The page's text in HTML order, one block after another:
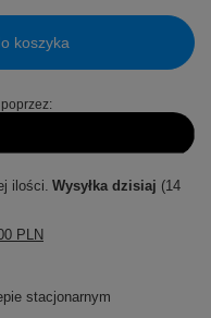
koszyka
ilości Wysyłka dzisiaj (14
PLN
stacjonarnym